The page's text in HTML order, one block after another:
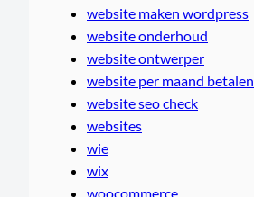
website maken wordpress
website onderhoud
website ontwerper
website per maand betalen
website seo check
websites
wie
wix
woocommerce